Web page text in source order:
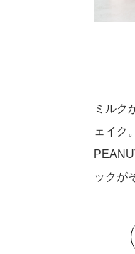
ミルク
ェイク。
ックが